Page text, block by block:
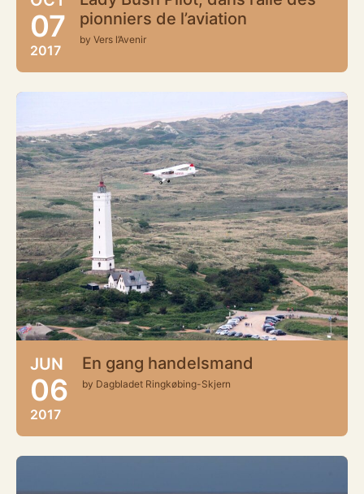
07
2017
pionniers de l’aviation
by Vers l’Avenir
JUN
06
2017
En gang handelsmand
by Dagbladet Ringkøbing-Skjern